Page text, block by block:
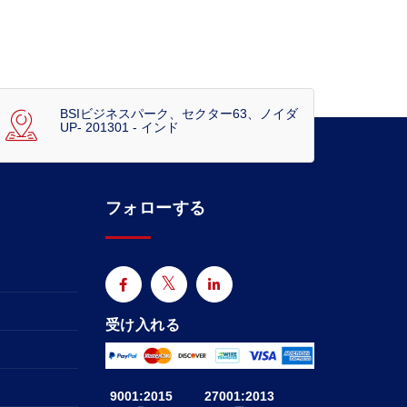
BSIビジネスパーク、セクター63、ノイダ
UP- 201301 - インド
フォローする
受け入れる
9001:2015 27001:2013